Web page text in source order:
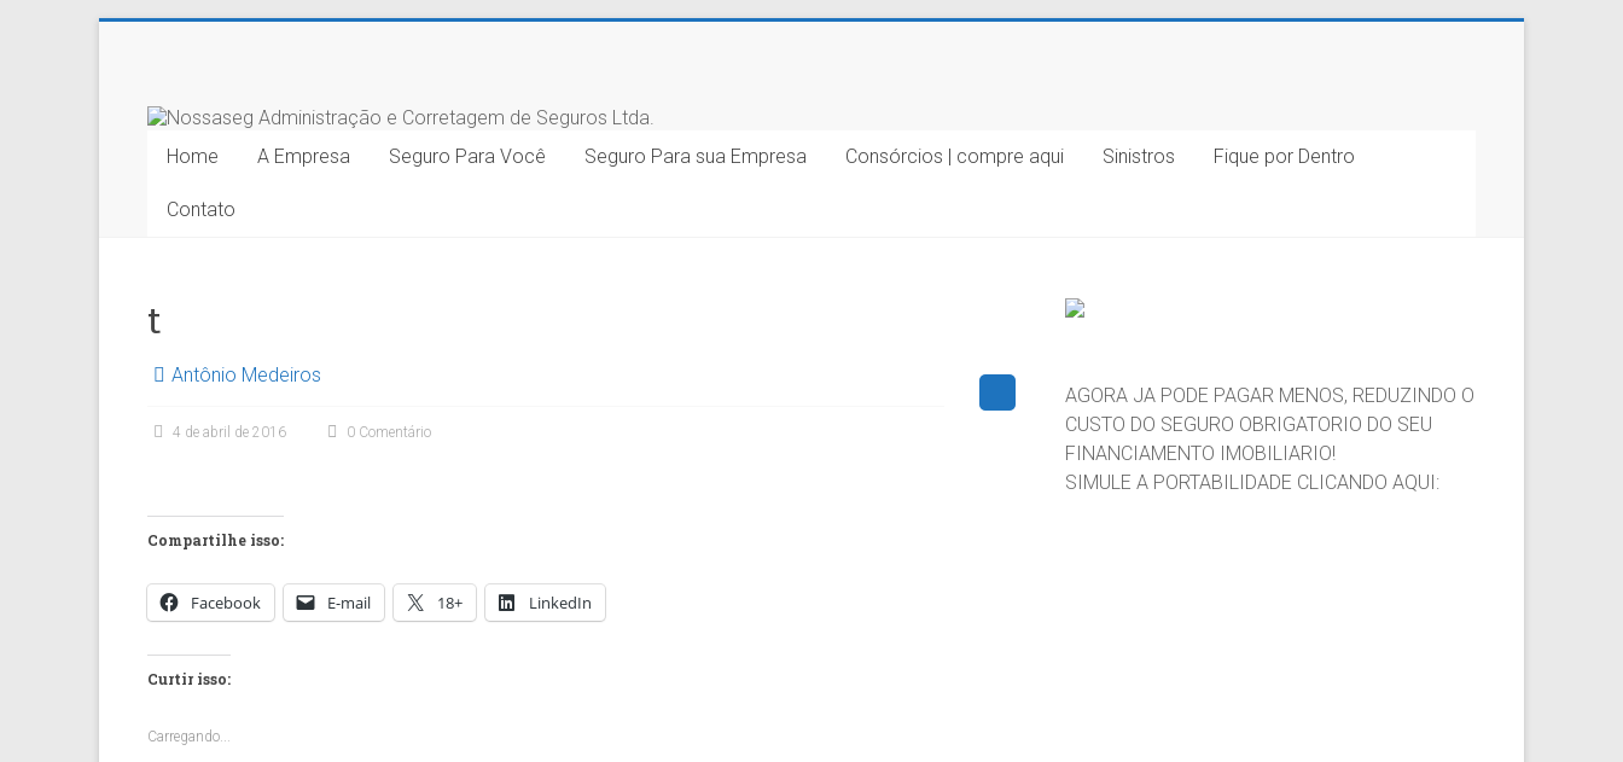
Nossaseg
Administração
Corretagem
Seguros
Ltda.
Home A Empresa Seguro Para Você Seguro Para sua Empresa Consórcios | compre aqui Sinistros Fique por Dentro
Contato
t
Antônio Medeiros
4 de abril de 2016 0 Comentário
Compartilhe isso:
Facebook E-mail 18+ LinkedIn
Curtir isso:
Carregando...
AGORA JA PODE PAGAR MENOS, REDUZINDO O
CUSTO DO SEGURO OBRIGATORIO DO SEU
FINANCIAMENTO IMOBILIARIO!
SIMULE A PORTABILIDADE CLICANDO AQUI: